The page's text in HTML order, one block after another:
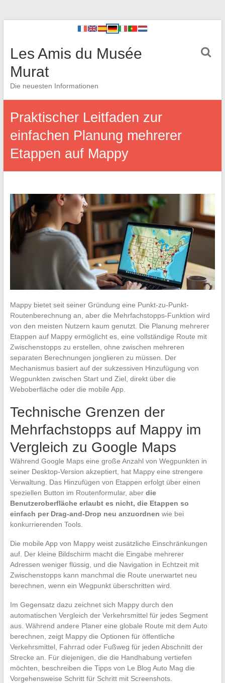
Les Amis du Musée
Murat
Die neuesten Informationen
Praktischer Leitfaden zur
einfachen Planung mehrerer
Etappen auf Mappy
Mappy bietet seit seiner Gründung eine Punkt-zu-Punkt-
Routenberechnung an, aber die Mehrfachstopps-Funktion wird
von den meisten Nutzern kaum genutzt. Die Planung mehrerer
Etappen auf Mappy ermöglicht es, eine vollständige Route mit
Zwischenstopps zu erstellen, ohne zwischen mehreren
separaten Berechnungen jonglieren zu müssen. Der
Mechanismus basiert auf der sukzessiven Hinzufügung von
Wegpunkten zwischen Start und Ziel, direkt über die
Weboberfläche oder die mobile App.
Technische Grenzen der
Mehrfachstopps auf Mappy im
Vergleich zu Google Maps
Während Google Maps eine große Anzahl von Wegpunkten in
seiner Desktop-Version akzeptiert, hat Mappy eine strengere
Verwaltung. Das Hinzufügen von Etappen erfolgt über einen
speziellen Button im Routenformular, aber die
Benutzeroberfläche erlaubt es nicht, die Etappen so
einfach per Drag-and-Drop neu anzuordnen wie bei
konkurrierenden Tools.
Die mobile App von Mappy weist zusätzliche Einschränkungen
auf. Der kleine Bildschirm macht die Eingabe mehrerer
Adressen weniger flüssig, und die Navigation in Echtzeit mit
Zwischenstopps kann manchmal die Route unerwartet neu
berechnen, wenn ein Wegpunkt überschritten wird.
Im Gegensatz dazu zeichnet sich Mappy durch den
automatischen Vergleich der Verkehrsmittel für jedes Segment
aus. Während andere Planer eine globale Route mit dem Auto
berechnen, zeigt Mappy die Optionen für öffentliche
Verkehrsmittel, Fahrrad oder Fußweg für jeden Abschnitt der
Strecke an. Für diejenigen, die die Handhabung vertiefen
möchten, beschreiben die Tipps von Le Blog Auto Mag die
Vorgehensweise Schritt für Schritt mit Screenshots.